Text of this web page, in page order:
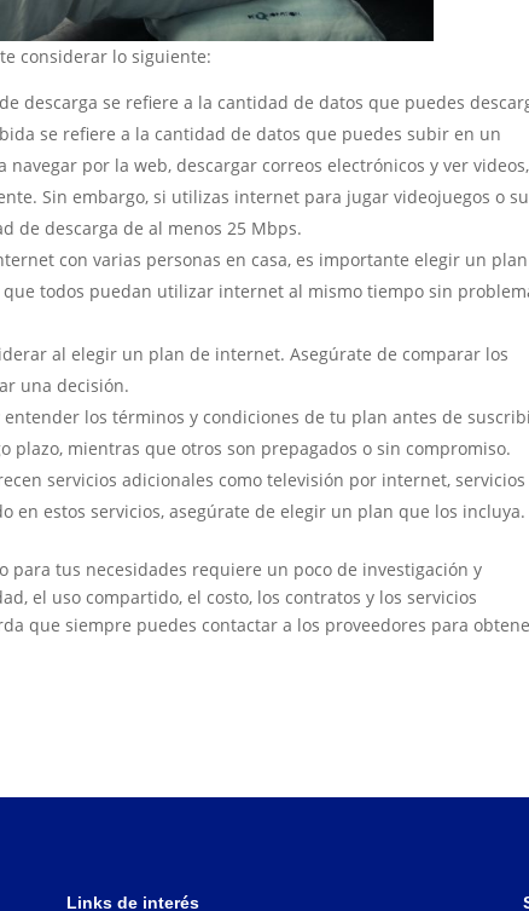
considerar lo siguiente:
descarga se refiere a la cantidad de datos que puedes
se refiere a la cantidad de datos que puedes subir en un
por la web, descargar correos electrónicos y ver videos,
Sin embargo, si utilizas internet para jugar videojuegos o
de descarga de al menos 25 Mbps.
con varias personas en casa, es importante elegir un
todos puedan utilizar internet al mismo tiempo sin
al elegir un plan de internet. Asegúrate de comparar los
una decisión.
los términos y condiciones de tu plan antes de
plazo, mientras que otros son prepagados o sin compromiso.
servicios adicionales como televisión por internet,
en estos servicios, asegúrate de elegir un plan que los incluya.
tus necesidades requiere un poco de investigación y
el uso compartido, el costo, los contratos y los servicios
que siempre puedes contactar a los proveedores para
Links de interés